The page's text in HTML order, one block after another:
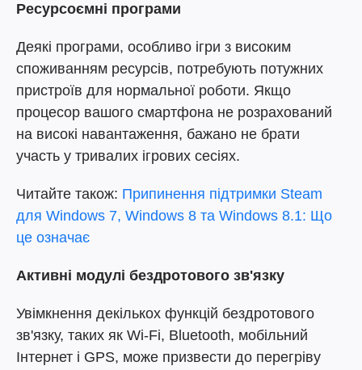
Ресурсоємні програми
Деякі програми, особливо ігри з високим
споживанням ресурсів, потребують потужних
пристроїв для нормальної роботи. Якщо
процесор вашого смартфона не розрахований
на високі навантаження, бажано не брати
участь у тривалих ігрових сесіях.
Читайте також: Припинення підтримки Steam
для Windows 7, Windows 8 та Windows 8.1: Що
це означає
Активні модулі бездротового зв'язку
Увімкнення декількох функцій бездротового
зв'язку, таких як Wi-Fi, Bluetooth, мобільний
Інтернет і GPS, може призвести до перегріву